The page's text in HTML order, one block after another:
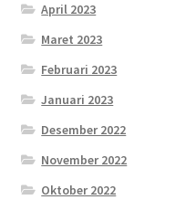
April 2023
Maret 2023
Februari 2023
Januari 2023
Desember 2022
November 2022
Oktober 2022